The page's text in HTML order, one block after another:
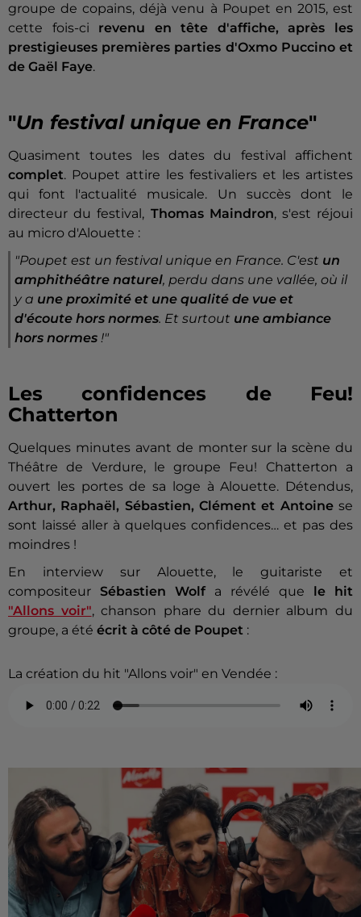
groupe de copains, déjà venu à Poupet en 2015, est
cette fois-ci revenu en tête d'affiche, après les
prestigieuses premières parties d'Oxmo Puccino et
de Gaël Faye.
"Un festival unique en France"
Quasiment toutes les dates du festival affichent
complet. Poupet attire les festivaliers et les artistes
qui font l'actualité musicale. Un succès dont le
directeur du festival, Thomas Maindron, s'est réjoui
au micro d'Alouette :
"Poupet est un festival unique en France. C'est un
amphithéâtre naturel, perdu dans une vallée, où il
y a une proximité et une qualité de vue et
d'écoute hors normes. Et surtout une ambiance
hors normes !"
Les confidences de Feu!
Chatterton
Quelques minutes avant de monter sur la scène du
Théâtre de Verdure, le groupe Feu! Chatterton a
ouvert les portes de sa loge à Alouette. Détendus,
Arthur, Raphaël, Sébastien, Clément et Antoinese
sont laissé aller à quelques confidences… et pas des
moindres !
En interview sur Alouette, le guitariste et
compositeur Sébastien Wolfa révélé que le hit
"Allons voir", chanson phare du dernier album du
groupe, a été écrit à côté de Poupet :
La création du hit "Allons voir" en Vendée :